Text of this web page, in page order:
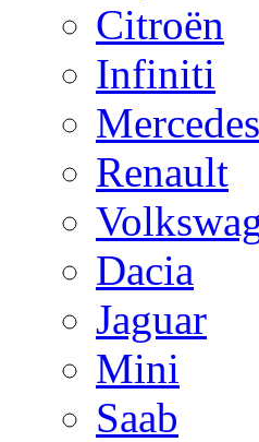
Citroën
Infiniti
Renault
Dacia
Jaguar
Mini
Saab